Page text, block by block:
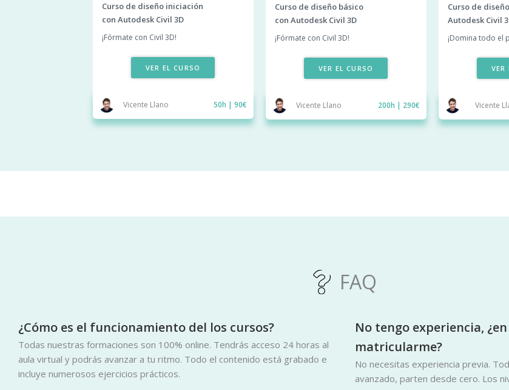
Curso de diseño iniciación
con Autodesk Civil 3D
¡Fórmate con Civil 3D!
VER EL CURSO
Vicente Llano 50h | 90€
Curso de diseño básico
con Autodesk Civil 3D
¡Fórmate con Civil 3D!
VER EL CURSO
Vicente Llano 200h | 290€
Curso de
Autodesk Civil
¡Domina todo el
VER
Vicente
FAQ
¿Cómo es el funcionamiento del los cursos?
Todas nuestras formaciones son 100% online. Tendrás acceso 24 horas al
aula virtual y podrás avanzar a tu ritmo. Todo el contenido está grabado e
incluye numerosos ejercicios prácticos.
No tengo experiencia,
matricularme?
No necesitas experiencia previa.
avanzado, parten desde cero. Los